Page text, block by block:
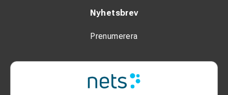
Nyhetsbrev
Prenumerera